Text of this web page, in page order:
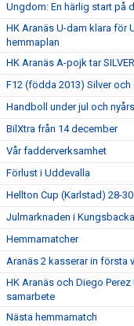
Ungdom: En härlig start på
HK Aranäs U-dam klara för
hemmaplan
HK Aranäs A-pojk tar
F12 (födda 2013) Silver
Handboll under jul och
BilXtra från 14 december
Vår fadderverksamhet
Förlust i Uddevalla
Hellton Cup (Karlstad) 28-
Julmarknaden i Kungsbacka
Hemmamatcher
Aranäs 2 kasserar in första
HK Aranäs och Diego
samarbete
Nästa hemmamatch